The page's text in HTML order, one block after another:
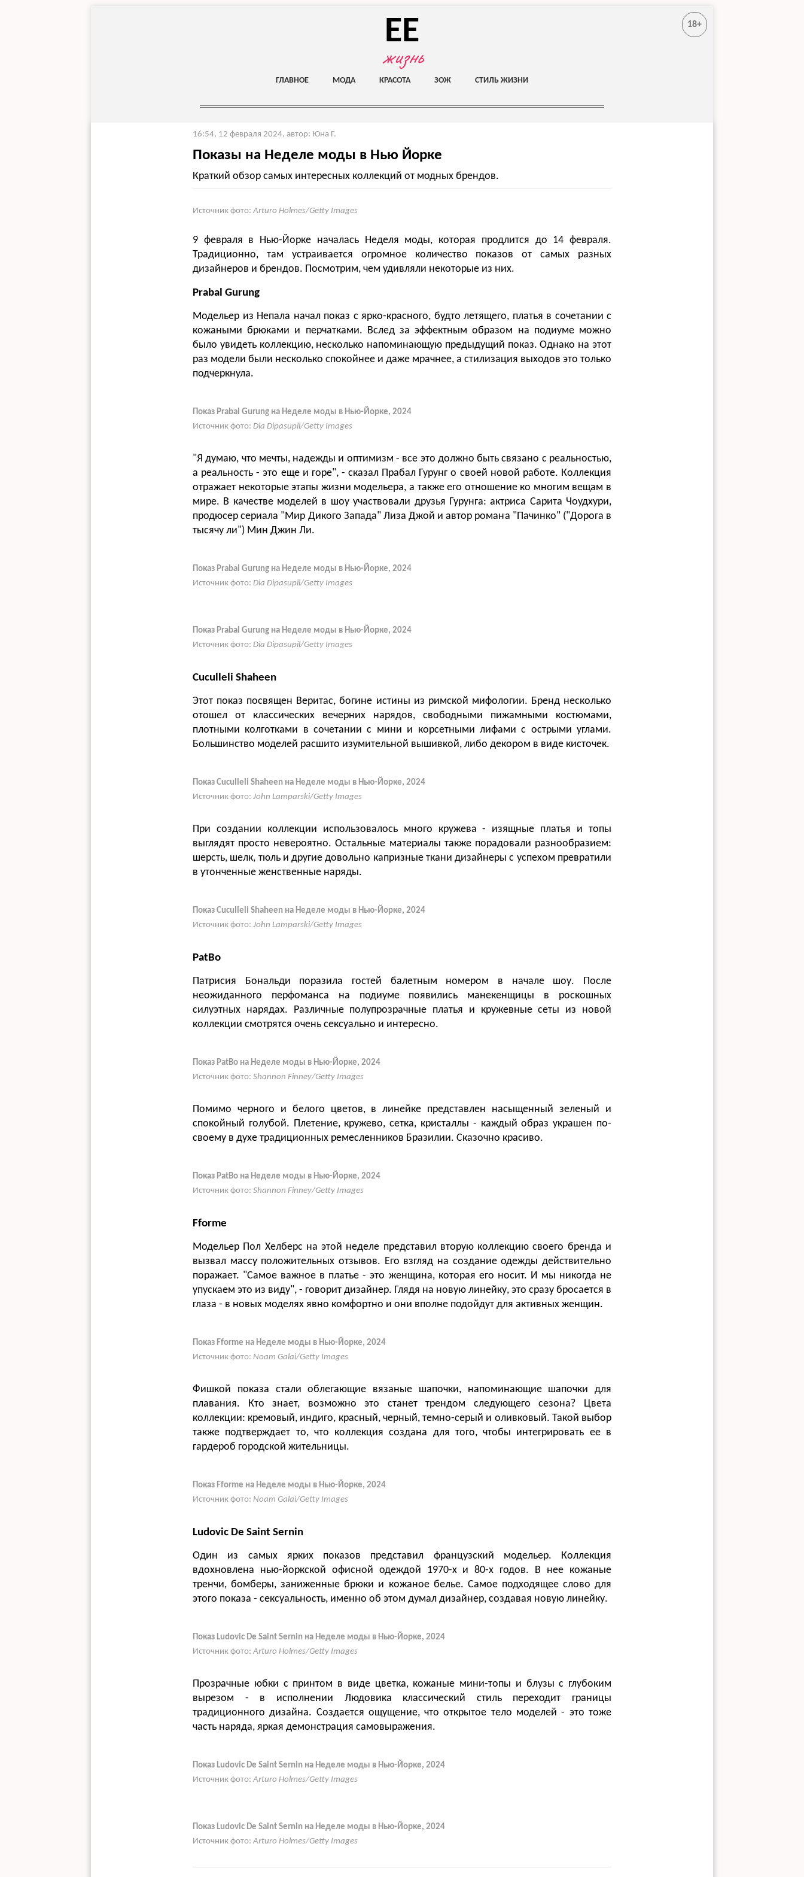
EE
жизнь
18+
ГЛАВНОЕ МОДА КРАСОТА ЗОЖ СТИЛЬ ЖИЗНИ
16:54, 12 февраля 2024, автор: Юна Г.
Показы на Неделе моды в Нью Йорке
Краткий обзор самых интересных коллекций от модных брендов.
Источник фото: Arturo Holmes/Getty Images
9 февраля в Нью-Йорке началась Неделя моды, которая продлится до 14 февраля.
Традиционно, там устраивается огромное количество показов от самых разных
дизайнеров и брендов. Посмотрим, чем удивляли некоторые из них.
Prabal Gurung
Модельер из Непала начал показ с ярко-красного, будто летящего, платья в сочетании с
кожаными брюками и перчатками. Вслед за эффектным образом на подиуме можно
было увидеть коллекцию, несколько напоминающую предыдущий показ. Однако на этот
раз модели были несколько спокойнее и даже мрачнее, а стилизация выходов это только
подчеркнула.
Показ Prabal Gurung на Неделе моды в Нью-Йорке, 2024
Источник фото: Dia Dipasupil/Getty Images
"Я думаю, что мечты, надежды и оптимизм - все это должно быть связано с реальностью,
а реальность - это еще и горе", - сказал Прабал Гурунг о своей новой работе. Коллекция
отражает некоторые этапы жизни модельера, а также его отношение ко многим вещам в
мире. В качестве моделей в шоу участвовали друзья Гурунга: актриса Сарита Чоудхури,
продюсер сериала "Мир Дикого Запада" Лиза Джой и автор романа "Пачинко" ("Дорога в
тысячу ли") Мин Джин Ли.
Показ Prabal Gurung на Неделе моды в Нью-Йорке, 2024
Источник фото: Dia Dipasupil/Getty Images
Показ Prabal Gurung на Неделе моды в Нью-Йорке, 2024
Источник фото: Dia Dipasupil/Getty Images
Cuculleli Shaheen
Этот показ посвящен Веритас, богине истины из римской мифологии. Бренд несколько
отошел от классических вечерних нарядов, свободными пижамными костюмами,
плотными колготками в сочетании с мини и корсетными лифами с острыми углами.
Большинство моделей расшито изумительной вышивкой, либо декором в виде кисточек.
Показ Cuculleli Shaheen на Неделе моды в Нью-Йорке, 2024
Источник фото: John Lamparski/Getty Images
При создании коллекции использовалось много кружева - изящные платья и топы
выглядят просто невероятно. Остальные материалы также порадовали разнообразием:
шерсть, шелк, тюль и другие довольно капризные ткани дизайнеры с успехом превратили
в утонченные женственные наряды.
Показ Cuculleli Shaheen на Неделе моды в Нью-Йорке, 2024
Источник фото: John Lamparski/Getty Images
PatBo
Патрисия Бональди поразила гостей балетным номером в начале шоу. После
неожиданного перфоманса на подиуме появились манекенщицы в роскошных
силуэтных нарядах. Различные полупрозрачные платья и кружевные сеты из новой
коллекции смотрятся очень сексуально и интересно.
Показ PatBo на Неделе моды в Нью-Йорке, 2024
Источник фото: Shannon Finney/Getty Images
Помимо черного и белого цветов, в линейке представлен насыщенный зеленый и
спокойный голубой. Плетение, кружево, сетка, кристаллы - каждый образ украшен по-
своему в духе традиционных ремесленников Бразилии. Сказочно красиво.
Показ PatBo на Неделе моды в Нью-Йорке, 2024
Источник фото: Shannon Finney/Getty Images
Fforme
Модельер Пол Хелберс на этой неделе представил вторую коллекцию своего бренда и
вызвал массу положительных отзывов. Его взгляд на создание одежды действительно
поражает. "Самое важное в платье - это женщина, которая его носит. И мы никогда не
упускаем это из виду", - говорит дизайнер. Глядя на новую линейку, это сразу бросается в
глаза - в новых моделях явно комфортно и они вполне подойдут для активных женщин.
Показ Fforme на Неделе моды в Нью-Йорке, 2024
Источник фото: Noam Galai/Getty Images
Фишкой показа стали облегающие вязаные шапочки, напоминающие шапочки для
плавания. Кто знает, возможно это станет трендом следующего сезона? Цвета
коллекции: кремовый, индиго, красный, черный, темно-серый и оливковый. Такой выбор
также подтверждает то, что коллекция создана для того, чтобы интегрировать ее в
гардероб городской жительницы.
Показ Fforme на Неделе моды в Нью-Йорке, 2024
Источник фото: Noam Galai/Getty Images
Ludovic De Saint Sernin
Один из самых ярких показов представил французский модельер. Коллекция
вдохновлена нью-йоркской офисной одеждой 1970-х и 80-х годов. В нее кожаные
тренчи, бомберы, заниженные брюки и кожаное белье. Самое подходящее слово для
этого показа - сексуальность, именно об этом думал дизайнер, создавая новую линейку.
Показ Ludovic De Saint Sernin на Неделе моды в Нью-Йорке, 2024
Источник фото: Arturo Holmes/Getty Images
Прозрачные юбки с принтом в виде цветка, кожаные мини-топы и блузы с глубоким
вырезом - в исполнении Людовика классический стиль переходит границы
традиционного дизайна. Создается ощущение, что открытое тело моделей - это тоже
часть наряда, яркая демонстрация самовыражения.
Показ Ludovic De Saint Sernin на Неделе моды в Нью-Йорке, 2024
Источник фото: Arturo Holmes/Getty Images
Показ Ludovic De Saint Sernin на Неделе моды в Нью-Йорке, 2024
Источник фото: Arturo Holmes/Getty Images